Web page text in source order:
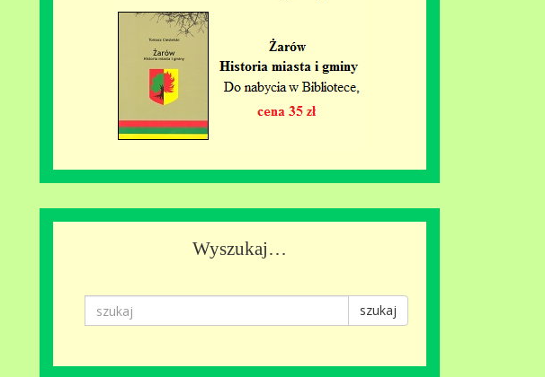
Wyszukaj…
szukaj